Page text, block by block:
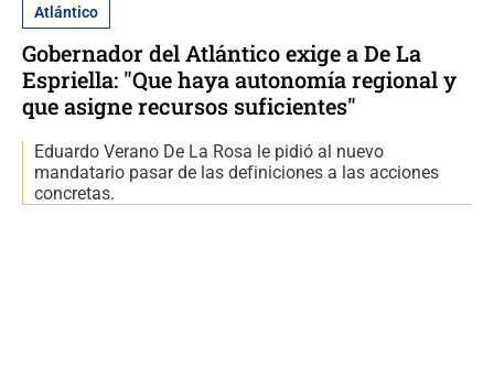
Atlántico
Gobernador del Atlántico exige a De La
Espriella: "Que haya autonomía regional y
que asigne recursos suficientes"
Eduardo Verano De La Rosa le pidió al nuevo
mandatario pasar de las definiciones a las acciones
concretas.